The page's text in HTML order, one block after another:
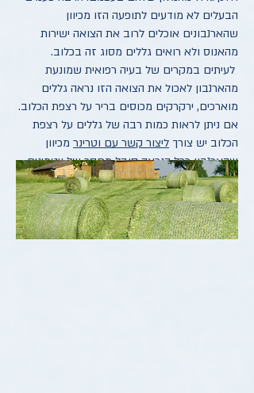
הבעלים לא מודעים לתופעה הזו מכיוון
שהארנבונים אוכלים לרוב את הצואה ישירות
מהאנוס ולא רואים גללים מסוג זה בכלוב.
לעיתים במקרים של בעיה רפואית שמונעת
מהארנבון לאכול את הצואה הזו נראה גללים
מוארכים, ירקרקים מכוסים בריר על רצפת הכלוב.
אם ניתן לראות כמות רבה של גללים על רצפת
הכלוב יש צורך ליצור קשר עם וטרינר מכיוון
שהארנבון ככל הנראה סובל מחסר של ויטמינים
חיוניים. אם הארנבון יאכל דיאטה שעשירה יותר
מדי בנוטריאנטים, כמו רוב המזונות המסחריים
בכופתיות, לרוב תהיה גם כמות נמוכה יותר של
צואת לילה בכלוב.